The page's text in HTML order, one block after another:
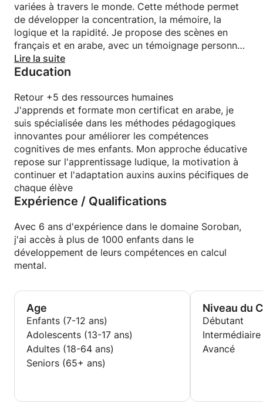
variées à travers le monde. Cette méthode permet
de développer la concentration, la mémoire, la
logique et la rapidité. Je propose des scènes en
français et en arabe, avec un témoignage personnel
et les résultats observés au cours des années
précédentes.
Lire la suite
Education
Retour +5 des ressources humaines
J'apprends et formate mon certificat en arabe, je
suis spécialisée dans les méthodes pédagogiques
innovantes pour améliorer les compétences
cognitives de mes enfants. Mon approche éducative
repose sur l'apprentissage ludique, la motivation à
continuer et l'adaptation auxins auxins pécifiques de
chaque élève
Expérience / Qualifications
Avec 6 ans d'expérience dans le domaine Soroban,
j'ai accès à plus de 1000 enfants dans le
développement de leurs compétences en calcul
mental.
Age
Enfants (7-12 ans)
Adolescents (13-17 ans)
Adultes (18-64 ans)
Seniors (65+ ans)
Niveau du
Débutant
Intermédiaire
Avancé